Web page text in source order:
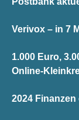
Verivox – in 7
1.000 Euro,
Online-
2024